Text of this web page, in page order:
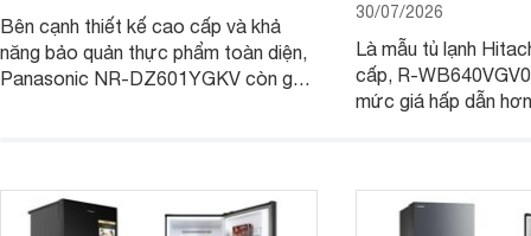
Bên cạnh thiết kế cao cấp và khả
năng bảo quản thực phẩm toàn diện,
Panasonic NR-DZ601YGKV còn gây
30/07/2026
Là mẫu tủ lạnh
cấp, R-
mức giá hấp dẫn
nhiều công nghệ.